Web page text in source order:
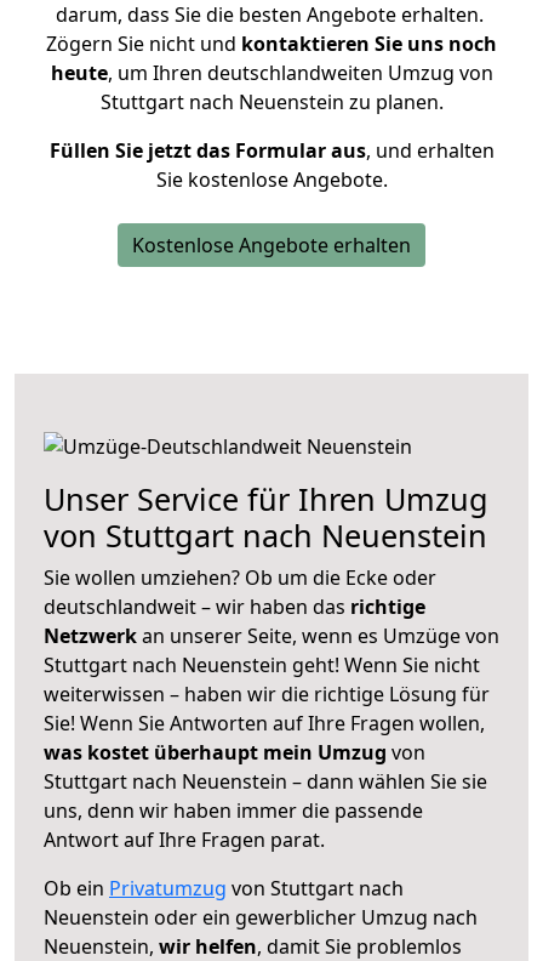
darum, dass Sie die besten Angebote erhalten.
Zögern Sie nicht und kontaktieren Sie uns noch
heute, um Ihren deutschlandweiten Umzug von
Stuttgart nach Neuenstein zu planen.
Füllen Sie jetzt das Formular aus, und erhalten
Sie kostenlose Angebote.
Kostenlose Angebote erhalten
Unser Service für Ihren Umzug
von Stuttgart nach Neuenstein
Sie wollen umziehen? Ob um die Ecke oder
deutschlandweit – wir haben das richtige
Netzwerkan unserer Seite, wenn es Umzüge von
Stuttgart nach Neuenstein geht! Wenn Sie nicht
weiterwissen – haben wir die richtige Lösung für
Sie! Wenn Sie Antworten auf Ihre Fragen wollen,
was kostet überhaupt mein Umzug von
Stuttgart nach Neuenstein – dann wählen Sie sie
uns, denn wir haben immer die passende
Antwort auf Ihre Fragen parat.
Ob ein Privatumzug von Stuttgart nach
Neuenstein oder ein gewerblicher Umzug nach
Neuenstein, wir helfen, damit Sie problemlos